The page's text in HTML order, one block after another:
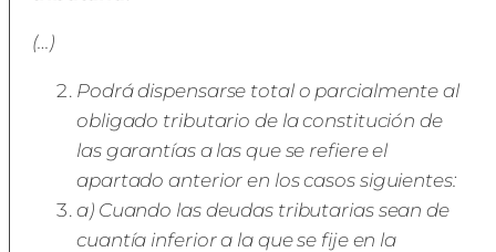
(…)
Podrá dispensarse total o parcialmente al
obligado tributario de la constitución de
las garantías a las que se refiere el
apartado anterior en los casos siguientes:
a) Cuando las deudas tributarias sean de
cuantía inferior a la que se fije en la